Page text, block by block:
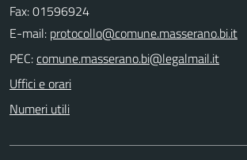
Fax: 01596924
E-mail:
PEC:
Uffici e orari
Numeri utili